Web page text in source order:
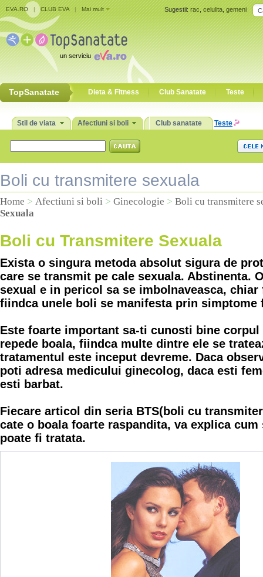
Sugestii: rac,celulita,gemeni
EVA.RO | CLUB EVA | Mai mult
un serviciu
TopSanatate Dieta & Fitness Club Sanatate Teste
Stil de viata Afectiuni si boli Club sanatate Teste
Boli cu transmitere sexuala
Home > Afectiuni si boli > Ginecologie > Boli cu transmitere
Sexuala
Boli cu Transmitere Sexuala
Exista o singura metoda absolut sigura de
care se transmit pe cale sexuala. Abstinenta.
sexual e in pericol sa se imbolnaveasca, chiar
fiindca unele boli se manifesta prin simptome
Este foarte important sa-ti cunosti bine
repede boala, fiindca multe dintre ele se
tratamentul este inceput devreme. Daca
poti adresa medicului ginecolog, daca esti
esti barbat.
Fiecare articol din seria BTS(boli cu
cate o boala foarte raspandita, va explica cum
poate fi tratata.